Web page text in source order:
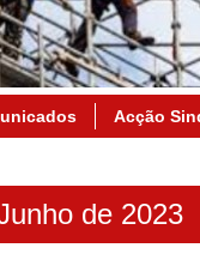
Acção
de 2023